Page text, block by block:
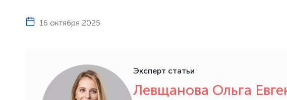
16 октября 2025
Эксперт статьи
Левщанова Ольга